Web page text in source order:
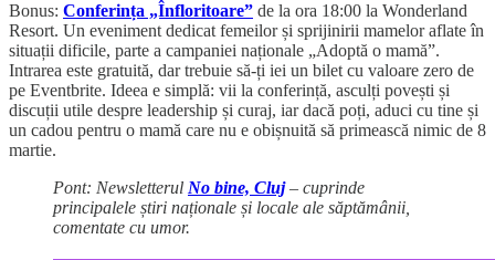
Bonus: Conferința „Înfloritoare” de la ora 18:00 la Wonderland
Resort. Un eveniment dedicat femeilor și sprijinirii mamelor aflate în
situații dificile, parte a campaniei naționale „Adoptă o mamă”.
Intrarea este gratuită, dar trebuie să-ți iei un bilet cu valoare zero de
pe Eventbrite. Ideea e simplă: vii la conferință, asculți povești și
discuții utile despre leadership și curaj, iar dacă poți, aduci cu tine și
un cadou pentru o mamă care nu e obișnuită să primească nimic de 8
martie.
Pont: Newsletterul No bine, Cluj – cuprinde
principalele știri naționale și locale ale săptămânii,
comentate cu umor.